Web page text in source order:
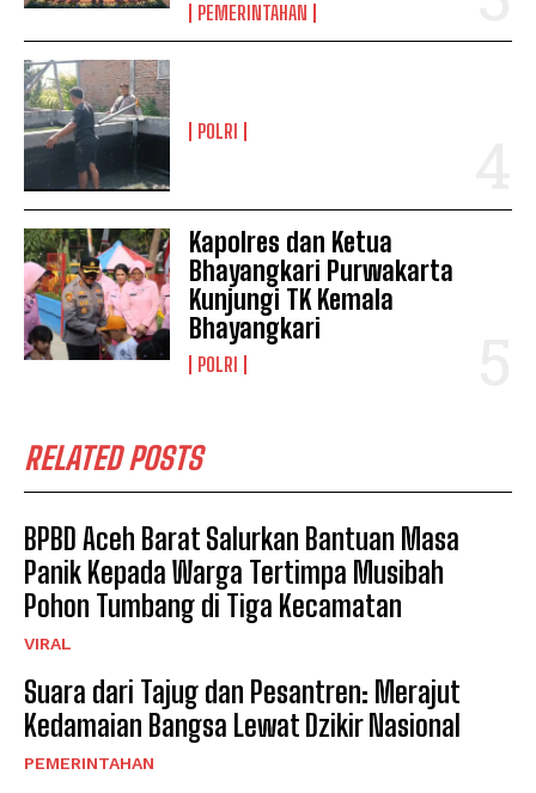
PEMERINTAHAN
POLRI
Kapolres dan Ketua
Bhayangkari Purwakarta
Kunjungi TK Kemala
Bhayangkari
POLRI
RELATED POSTS
BPBD Aceh Barat Salurkan Bantuan Masa
Panik Kepada Warga Tertimpa Musibah
Pohon Tumbang di Tiga Kecamatan
VIRAL
Suara dari Tajug dan Pesantren: Merajut
Kedamaian Bangsa Lewat Dzikir Nasional
PEMERINTAHAN